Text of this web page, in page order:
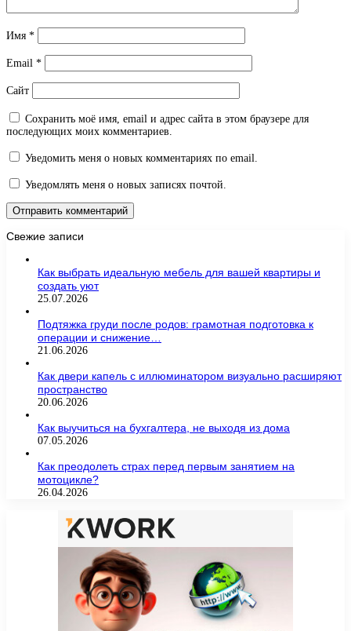
Имя *
Email *
Сайт
Сохранить моё имя, email и адрес сайта в этом браузере для
последующих моих комментариев.
Уведомить меня о новых комментариях по email.
Уведомлять меня о новых записях почтой.
Свежие записи
Как выбрать идеальную мебель для вашей квартиры и
создать уют
25.07.2026
Подтяжка груди после родов: грамотная подготовка к
операции и снижение…
21.06.2026
Как двери капель с иллюминатором визуально расширяют
пространство
20.06.2026
Как выучиться на бухгалтера, не выходя из дома
07.05.2026
Как преодолеть страх перед первым занятием на
мотоцикле?
26.04.2026